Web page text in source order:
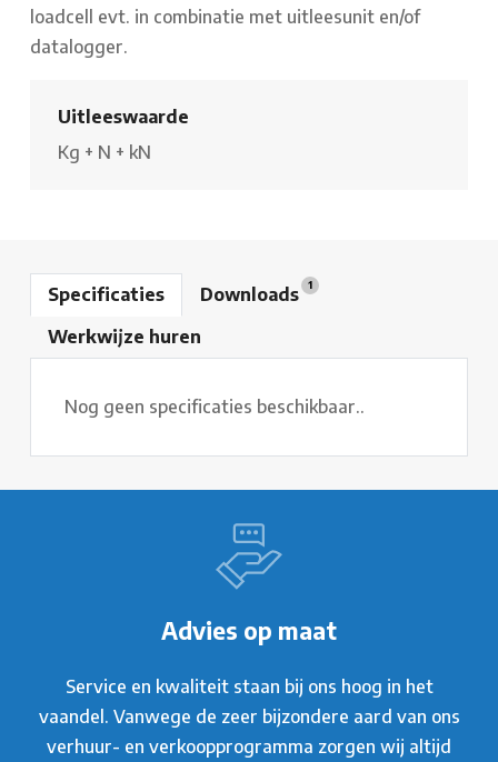
loadcell evt. in combinatie met uitleesunit en/of
datalogger.
Uitleeswaarde
Kg + N + kN
Specificaties Downloads 1
Werkwijze huren
Nog geen specificaties beschikbaar..
Advies op maat
Service en kwaliteit staan bij ons hoog in het
vaandel. Vanwege de zeer bijzondere aard van ons
verhuur- en verkoopprogramma zorgen wij altijd